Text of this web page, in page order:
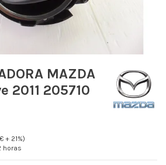
MAZDA
2011 205710
+ 21%)
horas